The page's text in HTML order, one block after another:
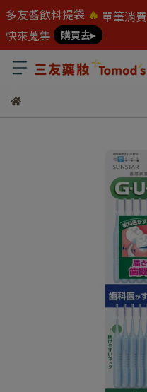
多友醬飲料提袋 🔥 單筆消
快來蒐集
購買去▸